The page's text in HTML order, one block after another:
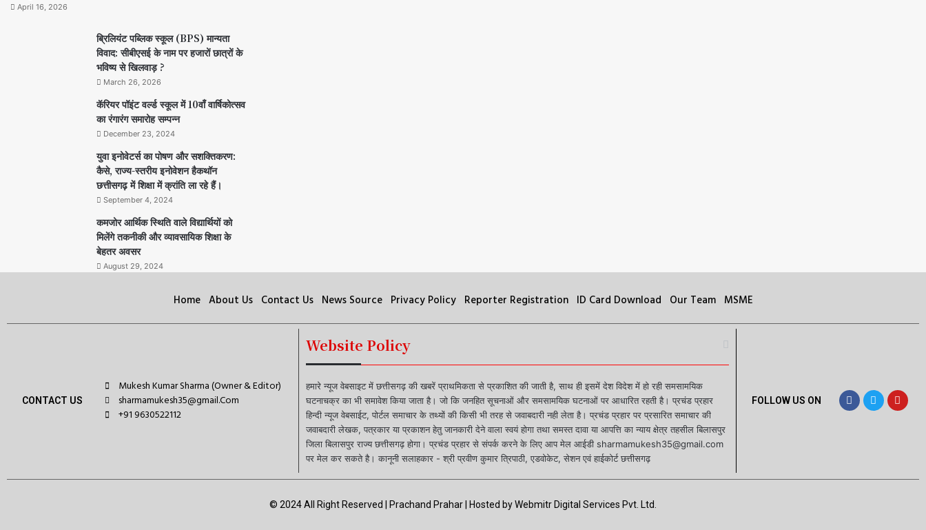
April 16, 2026
ब्रिलियंट पब्लिक स्कूल (BPS) मान्यता
विवाद: सीबीएसई के नाम पर हजारों छात्रों के
भविष्य से खिलवाड़ ?
March 26, 2026
कॅरियर पॉइंट वर्ल्ड स्कूल में 10वाँ वार्षिकोत्सव
का रंगारंग समारोह सम्पन्न
December 23, 2024
युवा इनोवेटर्स का पोषण और सशक्तिकरण:
कैसे, राज्य-स्तरीय इनोवेशन हैकथॉन
छत्तीसगढ़ में शिक्षा में क्रांति ला रहे हैं।
September 4, 2024
कमजोर आर्थिक स्थिति वाले विद्यार्थियों को
मिलेंगे तकनीकी और व्यावसायिक शिक्षा के
बेहतर अवसर
August 29, 2024
Home About Us Contact Us News Source Privacy Policy Reporter Registration ID Card Download Our Team MSME
CONTACT US
Mukesh Kumar Sharma (Owner & Editor)
sharmamukesh35@gmail.Com
+91 9630522112
Website Policy
हमारे न्यूज वेबसाइट में छत्तीसगढ़ की खबरें प्राथमिकता से प्रकाशित की जाती है, साथ ही इसमें देश विदेश में हो रही समसामयिक
घटनाचक्र का भी समावेश किया जाता है। जो कि जनहित सूचनाओं और समसामयिक घटनाओं पर आधारित रहती है। प्रचंड प्रहार
हिन्दी न्यूज वेबसाईट, पोर्टल समाचार के तथ्यों की किसी भी तरह से जवाबदारी नही लेता है। प्रचंड प्रहार पर प्रसारित समाचार की
जवाबदारी लेखक, पत्रकार या प्रकाशन हेतु जानकारी देने वाला स्वयं होगा तथा समस्त दावा या आपत्ति का न्याय क्षेत्र तहसील बिलासपुर
जिला बिलासपुर राज्य छत्तीसगढ़ होगा। प्रचंड प्रहार से संपर्क करने के लिए आप मेल आईडी sharmamukesh35@gmail.com
पर मेल कर सकते है। कानूनी सलाहकार - श्री प्रवीण कुमार त्रिपाठी, एडवोकेट, सेशन एवं हाईकोर्ट छत्तीसगढ़
FOLLOW US ON
© 2024 All Right Reserved | Prachand Prahar | Hosted byWebmitr Digital Services Pvt. Ltd.